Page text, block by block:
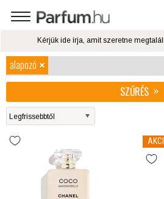
alapozó
SZŰRÉS